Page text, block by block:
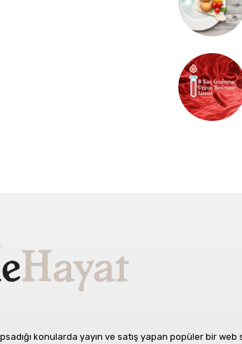
konularda yayın ve satış yapan popüler bir web